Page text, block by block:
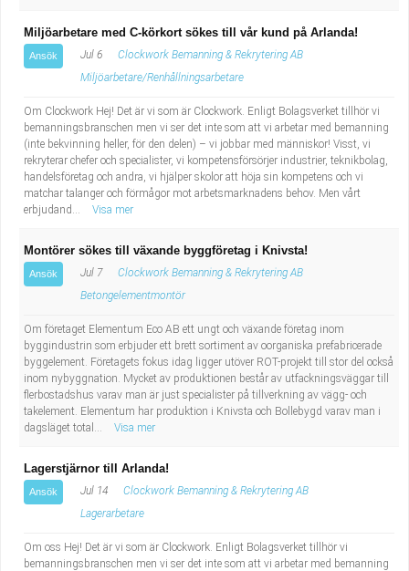
Miljöarbetare med C-körkort sökes till vår kund på Arlanda!
Ansök Jul 6
Clockwork Bemanning & Rekrytering AB
Miljöarbetare/Renhållningsarbetare
Om Clockwork Hej! Det är vi som är Clockwork. Enligt Bolagsverket tillhör vi
bemanningsbranschen men vi ser det inte som att vi arbetar med bemanning
(inte bekvinning heller, för den delen) – vi jobbar med människor! Visst, vi
rekryterar chefer och specialister, vi kompetensförsörjer industrier, teknikbolag,
handelsföretag och andra, vi hjälper skolor att höja sin kompetens och vi
matchar talanger och förmågor mot arbetsmarknadens behov. Men vårt
erbjudand...
Visa mer
Montörer sökes till växande byggföretag i Knivsta!
Ansök Jul 7
Clockwork Bemanning & Rekrytering AB
Betongelementmontör
Om företaget Elementum Eco AB ett ungt och växande företag inom
byggindustrin som erbjuder ett brett sortiment av oorganiska prefabricerade
byggelement. Företagets fokus idag ligger utöver ROT-projekt till stor del också
inom nybyggnation. Mycket av produktionen består av utfackningsväggar till
flerbostadshus varav man är just specialister på tillverkning av vägg- och
takelement. Elementum har produktion i Knivsta och Bollebygd varav man i
dagsläget total...
Visa mer
Lagerstjärnor till Arlanda!
Ansök Jul 14
Clockwork Bemanning & Rekrytering AB
Lagerarbetare
Om oss Hej! Det är vi som är Clockwork. Enligt Bolagsverket tillhör vi
bemanningsbranschen men vi ser det inte som att vi arbetar med bemanning